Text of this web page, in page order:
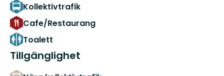
Kollektivtrafik
Cafe/Restaurang
Toalett
Tillgänglighet